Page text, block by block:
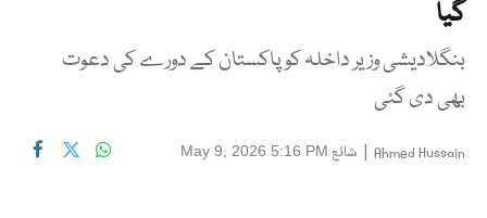
گیا
بنگلادیشی وزیر داخلہ کو پاکستان کے دورے کی دعوت
بھی دی گئی
Ahmed Hussain
| شائع May 9, 2026 5:16 PM